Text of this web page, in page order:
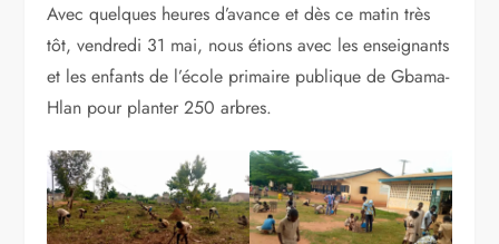
Avec quelques heures d’avance et dès ce matin très
tôt, vendredi 31 mai, nous étions avec les enseignants
et les enfants de l’école primaire publique de Gbama-
Hlan pour planter 250 arbres.